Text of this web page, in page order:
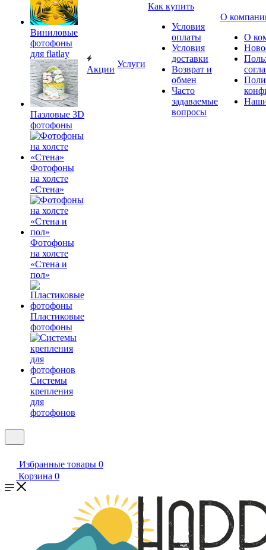
Виниловые
фотофоны
для flatlay
Пазловые 3D
фотофоны
Фотофоны
на холсте
«Стена»
Фотофоны
на холсте
«Стена и
пол»
Пластиковые
фотофоны
Системы
крепления
для
фотофонов
Акции
Услуги
Как купить
Условия
оплаты
Условия
доставки
Возврат и
обмен
Часто
задаваемые
вопросы
О
О
Избранные товары 0
Корзина 0